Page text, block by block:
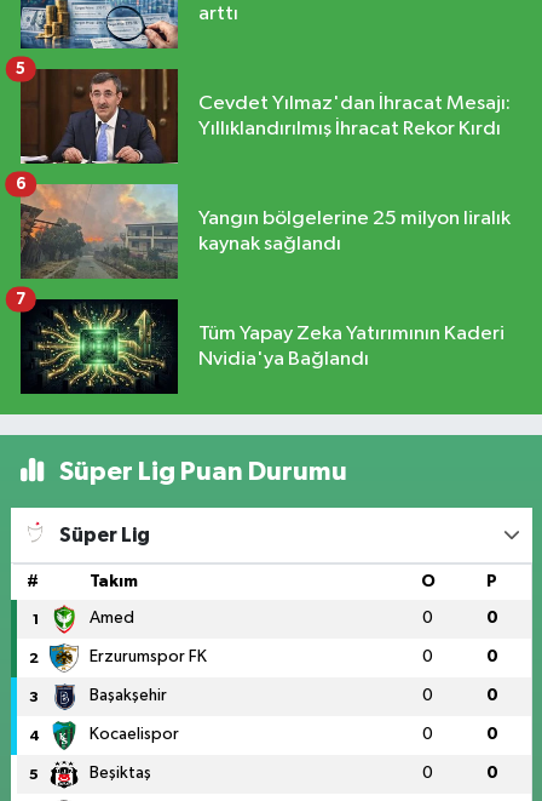
arttı
Cevdet Yılmaz'dan İhracat Mesajı:
Yıllıklandırılmış İhracat Rekor Kırdı
5
Yangın bölgelerine 25 milyon liralık
kaynak sağlandı
6
Tüm Yapay Zeka Yatırımının Kaderi
Nvidia'ya Bağlandı
7
Süper Lig Puan Durumu
Süper Lig
# Takım O P
1 Amed 0 0
2 Erzurumspor FK 0 0
3 Başakşehir 0 0
4 Kocaelispor 0 0
5 Beşiktaş 0 0